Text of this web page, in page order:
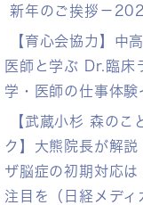
新年のご挨拶－
【育心会協力】中
医師と学ぶ Dr.臨床
学・医師の仕事体験
【武蔵小杉 森のこ
ク】大熊院長が解説
ザ脳症の初期対応は
注目を（日経メディ